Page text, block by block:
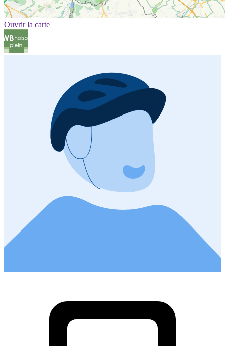
Ouvrir la carte